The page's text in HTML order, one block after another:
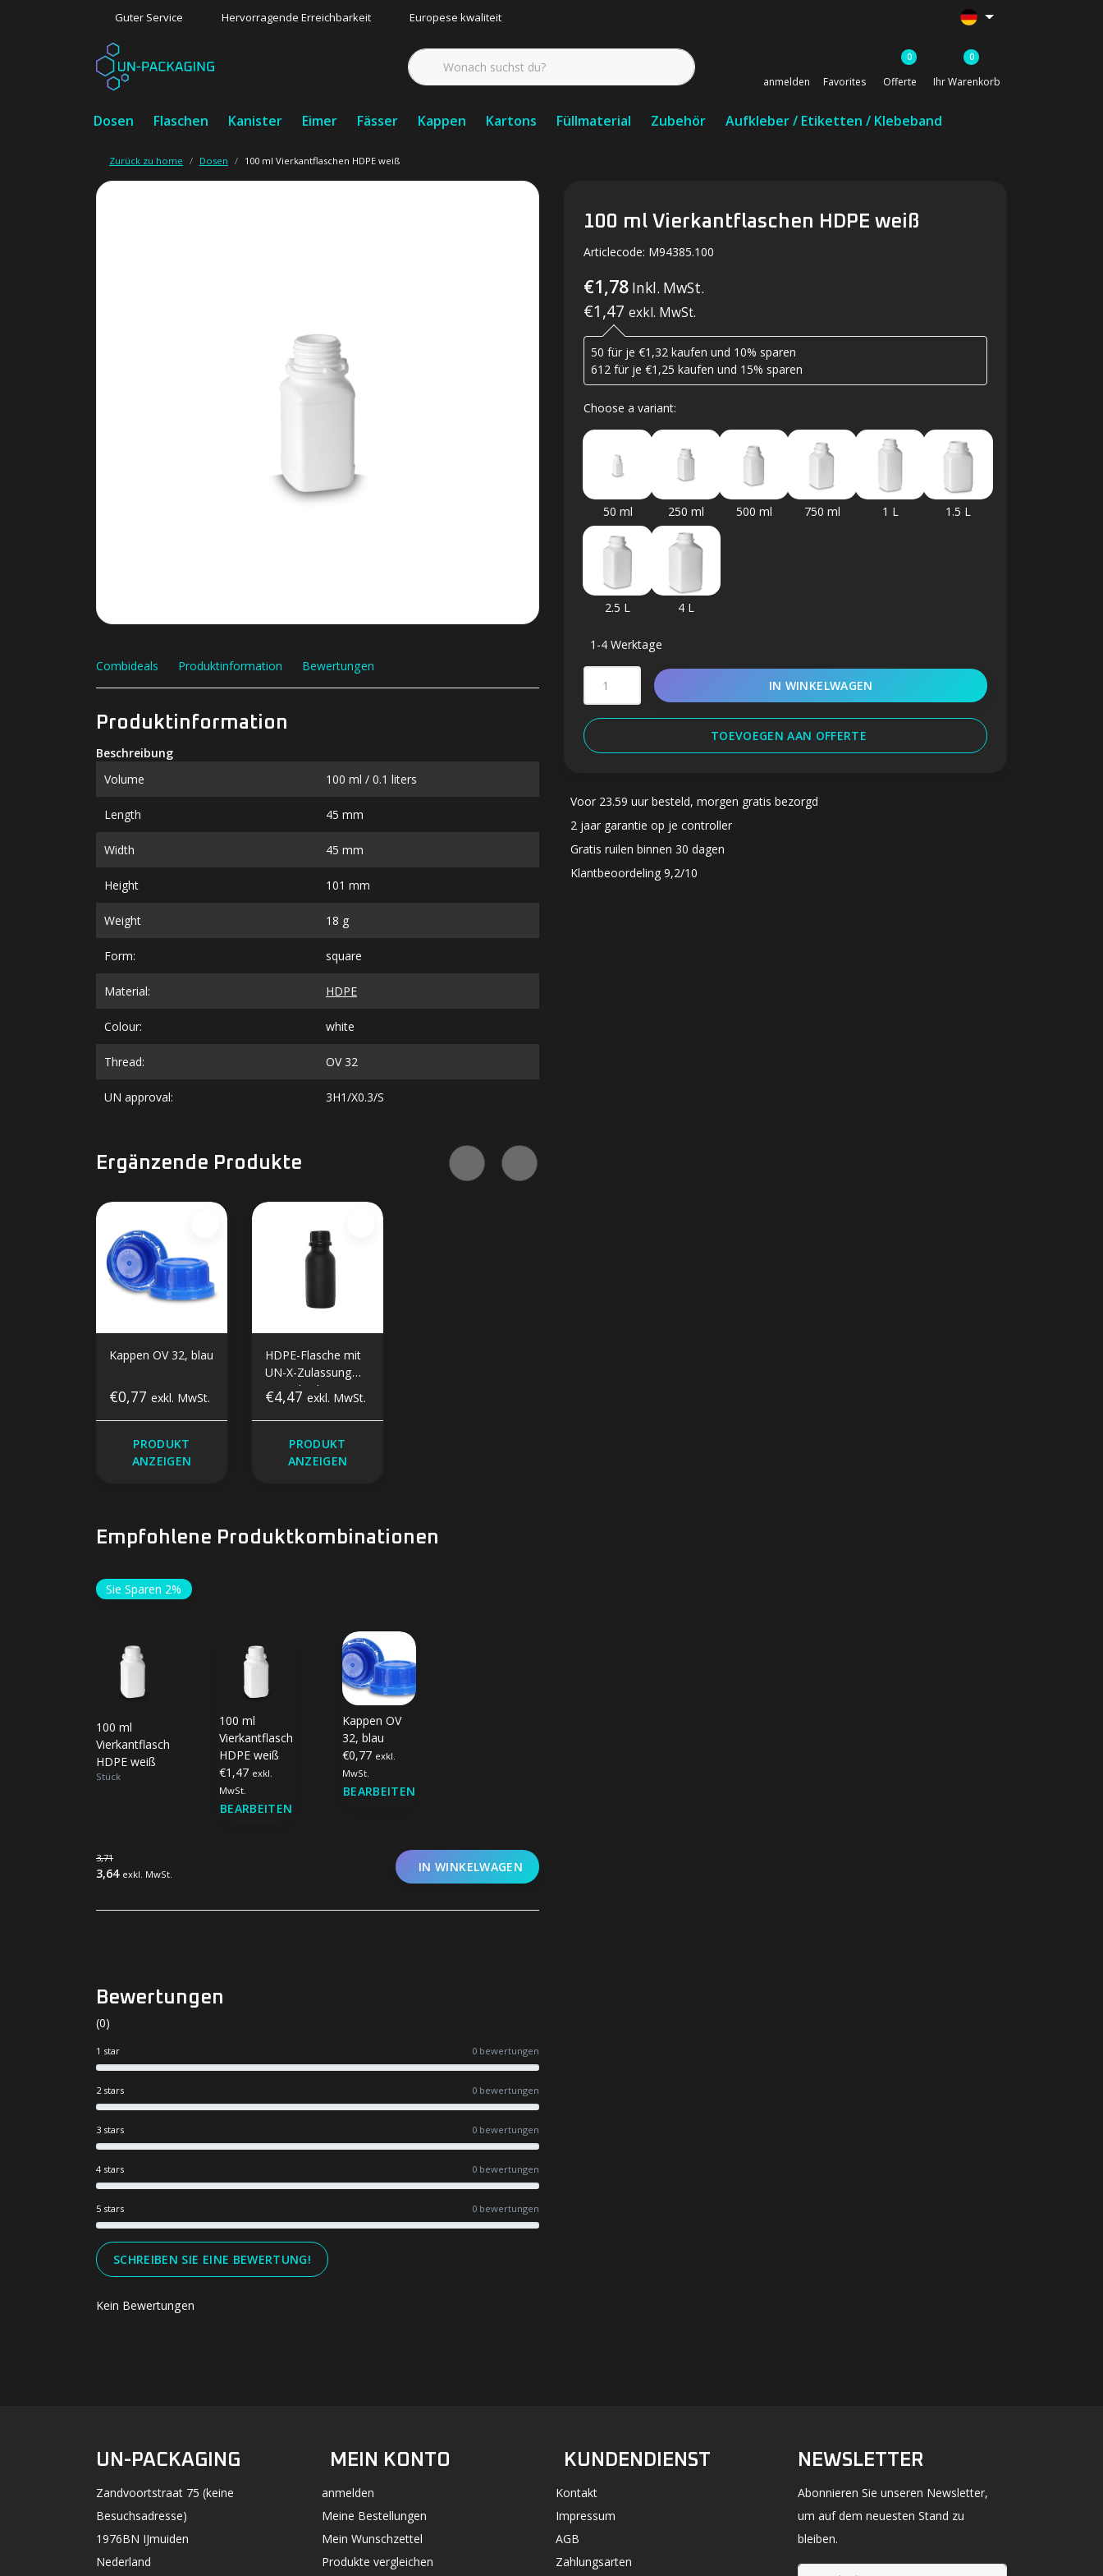
Guter Service Hervorragende Erreichbarkeit Europese kwaliteit
anmelden Favorites
0
Offerte
0
Ihr Warenkorb
Dosen Flaschen Kanister Eimer Fässer Kappen Kartons Füllmaterial Zubehör Aufkleber / Etiketten / Klebeband
Zurück zu home Dosen 100 ml Vierkantflaschen HDPE weiß
100 ml Vierkantflaschen HDPE weiß
Articlecode: M94385.100
€1,78 Inkl. MwSt.
€1,47 exkl. MwSt.
50 für je €1,32 kaufen und 10% sparen
612 für je €1,25 kaufen und 15% sparen
Choose a variant:
50 ml 250 ml 500 ml 750 ml 1 L 1.5 L
2.5 L 4 L
1-4 Werktage
IN WINKELWAGEN
TOEVOEGEN AAN OFFERTE
Voor 23.59 uur besteld, morgen gratis bezorgd
2 jaar garantie op je controller
Gratis ruilen binnen 30 dagen
Klantbeoordeling 9,2/10
Combideals Produktinformation Bewertungen
Produktinformation
Beschreibung
Volume
100 ml / 0.1 liters
Length 45 mm
Width 45 mm
Height 101 mm
Weight 18 g
Form: square
Material: HDPE
Colour: white
Thread: OV 32
UN approval: 3H1/X0.3/S
Ergänzende Produkte
Kappen OV 32, blau
€0,77 exkl. MwSt.
PRODUKT
ANZEIGEN
HDPE-Flasche mit
UN-X-Zulassung
500 ml Schwarz
€4,47 exkl. MwSt.
PRODUKT
ANZEIGEN
Empfohlene Produktkombinationen
Sie Sparen 2%
100 ml
Vierkantflaschen
HDPE weiß
Stück
100 ml
Vierkantflaschen
HDPE weiß
€1,47 exkl.
MwSt.
BEARBEITEN
Kappen OV
32, blau
€0,77 exkl.
MwSt.
BEARBEITEN
3,71
3,64 exkl. MwSt. IN WINKELWAGEN
Bewertungen
(0)
1 star 0 bewertungen
2 stars 0 bewertungen
3 stars 0 bewertungen
4 stars 0 bewertungen
5 stars 0 bewertungen
SCHREIBEN SIE EINE BEWERTUNG!
Kein Bewertungen
UN-PACKAGING
Zandvoortstraat 75 (keine
Besuchsadresse)
1976BN IJmuiden
Nederland
MEIN KONTO
anmelden
Meine Bestellungen
Mein Wunschzettel
Produkte vergleichen
KUNDENDIENST
Kontakt
Impressum
AGB
Zahlungsarten
NEWSLETTER
Abonnieren Sie unseren Newsletter,
um auf dem neuesten Stand zu
bleiben.